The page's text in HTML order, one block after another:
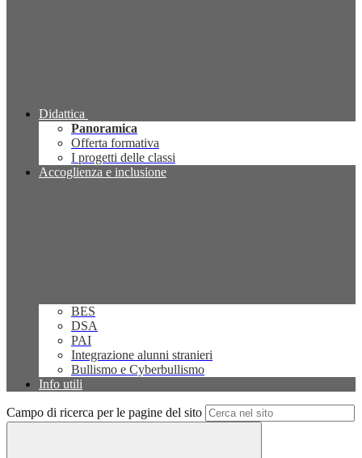
Didattica
Panoramica
Offerta formativa
I progetti delle classi
Accoglienza e inclusione
BES
DSA
PAI
Integrazione alunni stranieri
Bullismo e Cyberbullismo
Info utili
Campo di ricerca per le pagine del sito